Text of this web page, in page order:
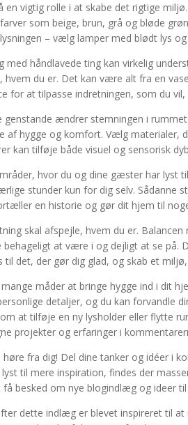
en vigtig rolle i at skabe det rigtige
som beige, brun, grå og bløde
– vælg lamper med blødt lys
med håndlavede ting kan virkelig
hvem du er. Det kan være alt fra en
for at tilpasse indretningen, som du
genstande ændrer stemningen i
af hygge og komfort. Vælg
kan tilføje både visuel og sensorisk
hvor du og dine gæster har
stunder kun for dig selv. Sådanne
en historie og gør dit hjem til
skal afspejle, hvem du er.
behageligt at være i og dejligt at se
til det, der gør dig glad, og skab et
måder at bringe hygge ind i dit
detaljer, og du kan forvandle
at tilføje en ny lysholder eller flytte
projekter og erfaringer i
høre fra dig! Del dine tanker og idéer i
til mere inspiration, findes der
besked om nye blogindlæg og ideer
dette indlæg er blevet inspireret til